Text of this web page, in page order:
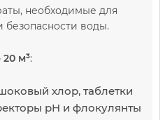
необходимые для
воды.
м³:
хлор, таблетки
pH и флокулянты